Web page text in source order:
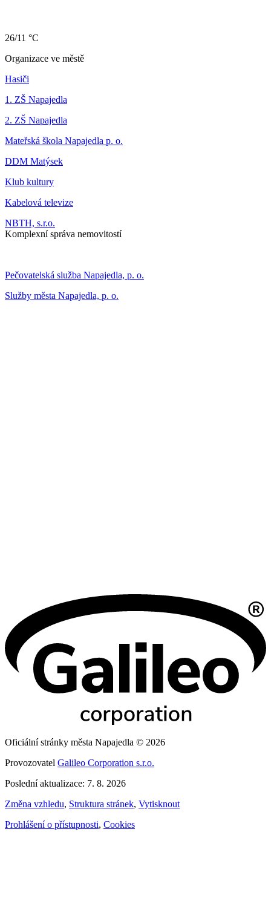
26/11 °C
Organizace ve městě
Hasiči
1. ZŠ Napajedla
2. ZŠ Napajedla
Mateřská škola Napajedla p. o.
DDM Matýsek
Klub kultury
Kabelová televize
NBTH, s.r.o.
Komplexní správa nemovitostí
Pečovatelská služba Napajedla, p. o.
Služby města Napajedla, p. o.
Oficiální stránky města Napajedla © 2026
Provozovatel Galileo Corporation s.r.o.
Poslední aktualizace: 7. 8. 2026
Změna vzhledu, Struktura stránek, Vytisknout
Prohlášení o přístupnosti, Cookies